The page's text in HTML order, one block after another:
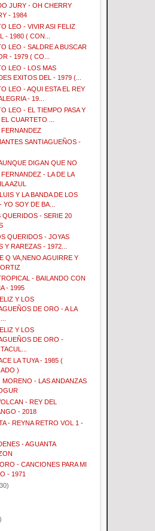
JURY - OH CHERRY
- 1984
LEO - VIVIR ASI FELIZ
- 1980 ( CON...
LEO - SALDRE A BUSCAR
- 1979 ( CO...
LEO - LOS MAS
EXITOS DEL - 1979 (...
LEO - AQUI ESTA EL REY
- 19...
LEO - EL TIEMPO PASA Y
CUARTETO ...
FERNANDEZ
SANTIAGUEÑOS -
DIGAN QUE NO
- LA DE LA
AZUL
Y LA BANDA DE LOS
YO SOY DE BA...
QUERIDOS - SERIE 20
QUERIDOS - JOYAS
Y RAREZAS - 1972...
Q VA,NENO AGUIRRE Y
- BAILANDO CON
- 1995
Y LOS
DE ORO - A LA
Y LOS
DE ORO -
LA TUYA - 1985 (
)
MORENO - LAS ANDANZAS
- REY DEL
- 2018
- REYNA RETRO VOL 1 -
- AGUANTA
- CANCIONES PARA MI
- 1971